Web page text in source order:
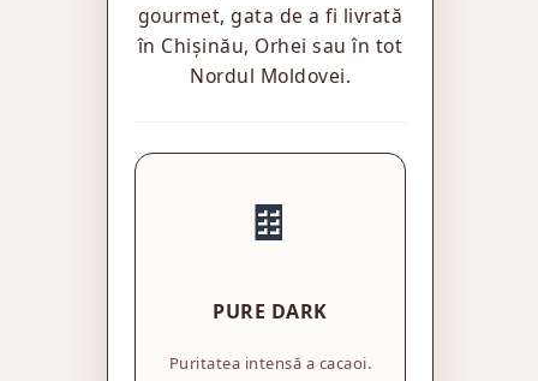
gourmet, gata de a fi livrată
în Chișinău, Orhei sau în tot
Nordul Moldovei.
🍫
PURE DARK
Puritatea intensă a cacaoi.